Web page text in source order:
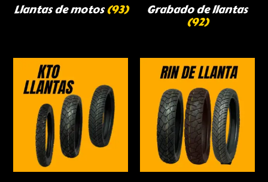
Llantas de motos(93) Grabado de llantas
(92)